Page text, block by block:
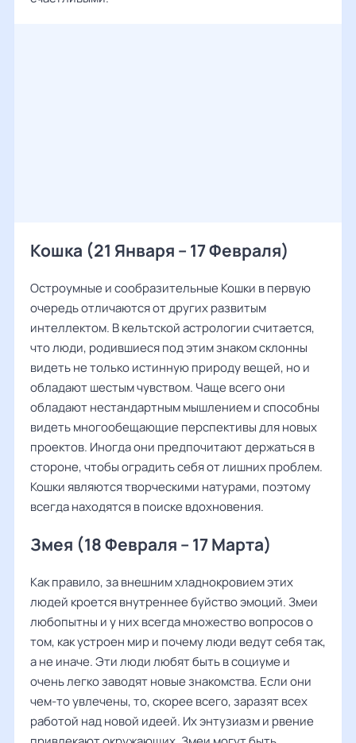
Кошка (21 Января – 17 Февраля)
Остроумные и сообразительные Кошки в первую
очередь отличаются от других развитым
интеллектом. В кельтской астрологии считается,
что люди, родившиеся под этим знаком склонны
видеть не только истинную природу вещей, но и
обладают шестым чувством. Чаще всего они
обладают нестандартным мышлением и способны
видеть многообещающие перспективы для новых
проектов. Иногда они предпочитают держаться в
стороне, чтобы оградить себя от лишних проблем.
Кошки являются творческими натурами, поэтому
всегда находятся в поиске вдохновения.
Змея (18 Февраля – 17 Марта)
Как правило, за внешним хладнокровием этих
людей кроется внутреннее буйство эмоций. Змеи
любопытны и у них всегда множество вопросов о
том, как устроен мир и почему люди ведут себя так,
а не иначе. Эти люди любят быть в социуме и
очень легко заводят новые знакомства. Если они
чем-то увлечены, то, скорее всего, заразят всех
работой над новой идеей. Их энтузиазм и рвение